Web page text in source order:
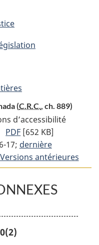
(C.R.C., ch. 889)
d’accessibilité
PDF Texte
complet
:
Règlement
sur
les
du
[652 KB]
17; dernière
Versions antérieures